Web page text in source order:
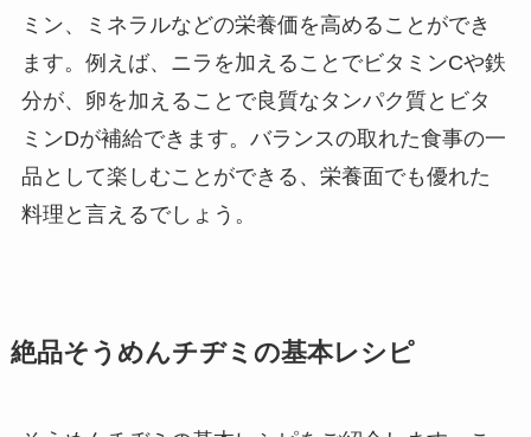
ミン、ミネラルなどの栄養価を高めることができ
ます。例えば、ニラを加えることでビタミンCや鉄
分が、卵を加えることで良質なタンパク質とビタ
ミンDが補給できます。バランスの取れた食事の一
品として楽しむことができる、栄養面でも優れた
料理と言えるでしょう。
絶品そうめんチヂミの基本レシピ